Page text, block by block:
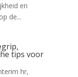
en
de...
tips voor
hr,